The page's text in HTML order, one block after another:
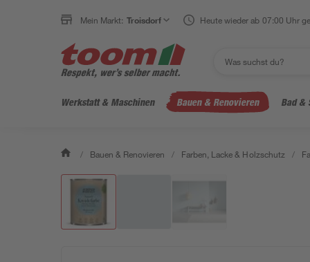
Mein Markt: Troisdorf Heute wieder ab 07:00 Uhr
Werkstatt & Maschinen Bauen & Renovieren Bad &
/ Bauen & Renovieren / Farben, Lacke & Holzschutz /